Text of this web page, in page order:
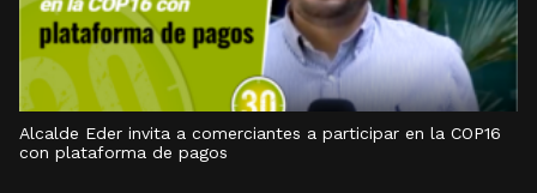
Alcalde Eder invita a comerciantes a participar en la COP16
con plataforma de pagos